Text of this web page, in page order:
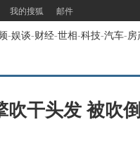
我的搜狐 邮件
-娱谈-财经-世相-科技-汽车-房
吹干头发 被吹